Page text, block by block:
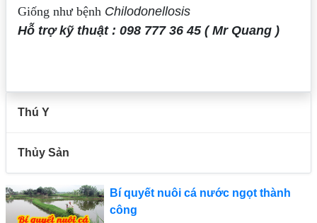
Giống như bệnh Chilodonellosis
Hỗ trợ kỹ thuật : 098 777 36 45 ( Mr Quang )
Thú Y
Thủy Sản
Bí quyết nuôi cá nước ngọt thành
công